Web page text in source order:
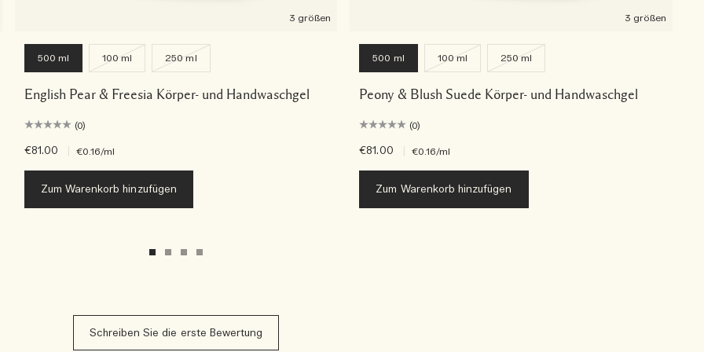
3 größen
500 ml 100 ml 250 ml
English Pear & Freesia Körper- und Handwaschgel
(0)
€81.00 €0.16/ml
Zum Warenkorb hinzufügen
3 größen
500 ml 100 ml 250 ml
Peony & Blush Suede Körper- und Handwaschgel
(0)
€81.00 €0.16/ml
Zum Warenkorb hinzufügen
Schreiben Sie die erste Bewertung